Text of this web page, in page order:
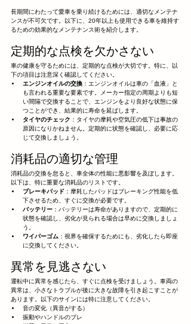
長期間にわたって愛車を乗り続けるためには、適切なメンテナ
ンスが不可欠です。以下に、20年以上も使用できる車を維持す
るための効果的なメンテナンス術を紹介します。
定期的な点検を欠かさない
車の健康を守るためには、定期的な点検が大切です。特に、以
下の項目は注意深く確認してください。
エンジンオイルの交換 ：エンジンオイルは車の「血液」と
も言われる重要な要素です。メーカー指定の周期よりも短
い間隔で交換することで、エンジンをより良好な状態に保
つことができ、結果的に寿命を延ばします。
タイヤのチェック ：タイヤの摩耗や空気圧の低下は事故の
原因になりかねません。定期的に状態を確認し、必要に応
じて交換しましょう。
消耗品の適切な管理
消耗品の交換を怠ると、車全体の性能に悪影響を及ぼします。
以下は、特に重要な消耗品のリストです。
ブレーキパッド ：摩耗したパッドはブレーキング性能を低
下させるため、すぐに交換が必要です。
バッテリー ：バッテリーは寿命がありますので、定期的に
状態を確認し、劣化が見られる場合は早めに交換しましょ
う。
ワイパーゴム ：視界を確保するためにも、劣化したら即座
に交換してください。
異常を見逃さない
運転中に異常を感じたら、すぐに点検を受けましょう。車両の
異常は、小さなトラブルが後に大きな故障を引き起こすことが
あります。以下のサインには特に注意してください。
音の変化（異音がする）
振動やハンドルのブレ